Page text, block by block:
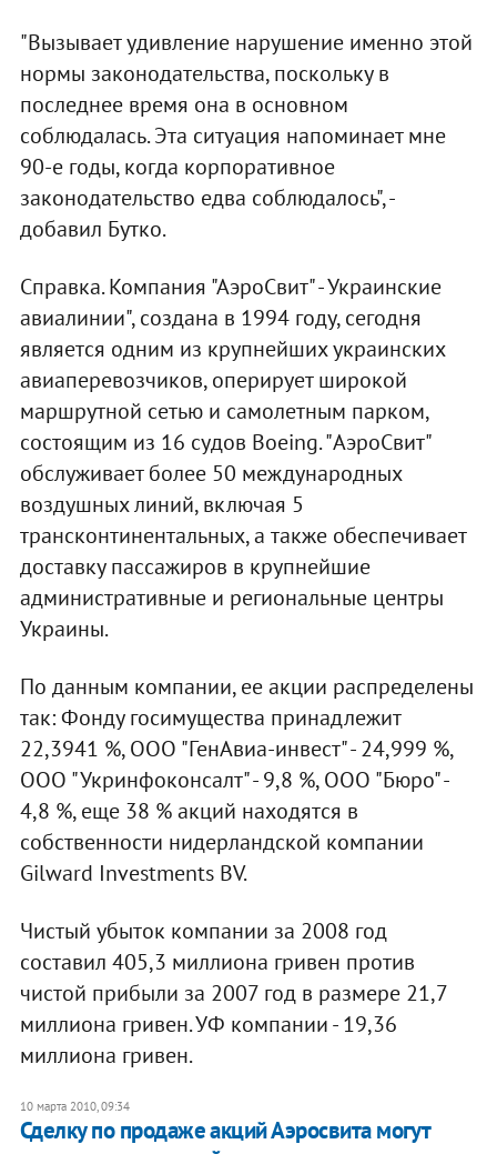
"Вызывает удивление нарушение именно этой
нормы законодательства, поскольку в
последнее время она в основном
соблюдалась. Эта ситуация напоминает мне
90-е годы, когда корпоративное
законодательство едва соблюдалось", -
добавил Бутко.
Справка. Компания "АэроСвит" - Украинские
авиалинии", создана в 1994 году, сегодня
является одним из крупнейших украинских
авиаперевозчиков, оперирует широкой
маршрутной сетью и самолетным парком,
состоящим из 16 судов Boeing. "АэроСвит"
обслуживает более 50 международных
воздушных линий, включая 5
трансконтинентальных, а также обеспечивает
доставку пассажиров в крупнейшие
административные и региональные центры
Украины.
По данным компании, ее акции распределены
так: Фонду госимущества принадлежит
22,3941 %, ООО "ГенАвиа-инвест" - 24,999 %,
ООО "Укринфоконсалт" - 9,8 %, ООО "Бюро" -
4,8 %, еще 38 % акций находятся в
собственности нидерландской компании
Gilward Investments BV.
Чистый убыток компании за 2008 год
составил 405,3 миллиона гривен против
чистой прибыли за 2007 год в размере 21,7
миллиона гривен. УФ компании - 19,36
миллиона гривен.
10 марта 2010, 09:34
Сделку по продаже акций Аэросвита могут